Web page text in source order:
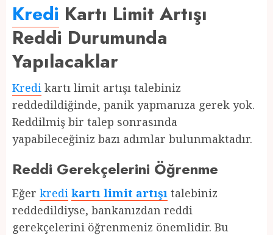
Kredi Kartı Limit Artışı
Reddi Durumunda
Yapılacaklar
Kredi kartı limit artışı talebiniz
reddedildiğinde, panik yapmanıza gerek yok.
Reddilmiş bir talep sonrasında
yapabileceğiniz bazı adımlar bulunmaktadır.
Reddi Gerekçelerini Öğrenme
Eğer kredi kartı limit artışı talebiniz
reddedildiyse, bankanızdan reddi
gerekçelerini öğrenmeniz önemlidir. Bu